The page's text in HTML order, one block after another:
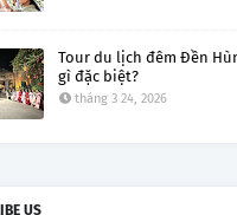
Tour du lịch đêm Đền
gì đặc biệt?
tháng 3 24, 2026
US